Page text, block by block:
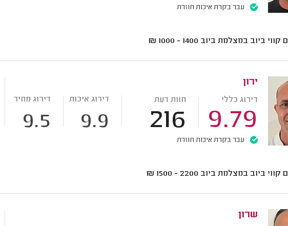
עבר בקרת איכות חוזרת
קווי ביוב במצלמת ביוב 1400 - 1000
₪
ירון
דירוג כללי
9.79
חוות דעת
216
דירוג איכות
9.9
דירוג מחיר
9.5
עבר בקרת איכות חוזרת
קווי ביוב במצלמת ביוב 2200 - 1500
₪
שרון